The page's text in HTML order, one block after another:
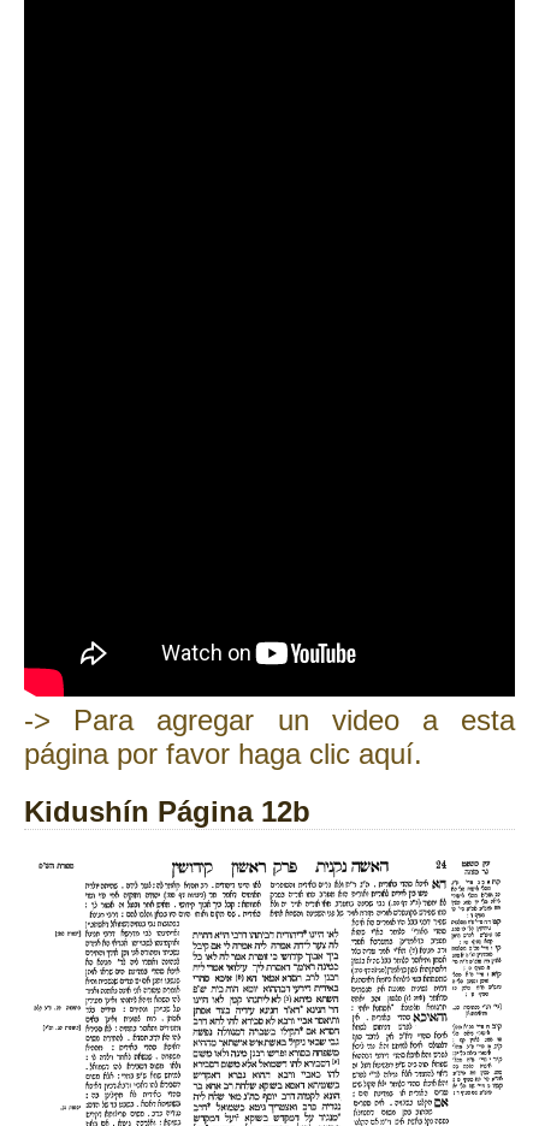
-> Para agregar un video a esta
página por favor haga clic aquí.
Kidushín Página 12b